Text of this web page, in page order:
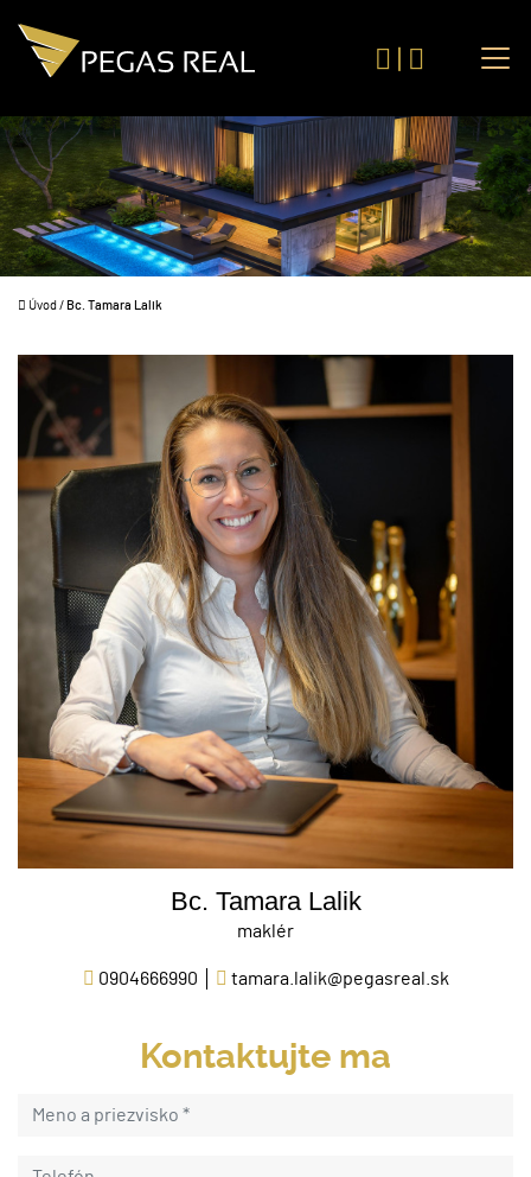
Úvod / Bc. Tamara Lalik
Bc. Tamara Lalik
maklér
0904666990 tamara.lalik@pegasreal.sk
Kontaktujte ma